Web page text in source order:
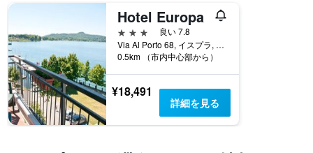
Hotel Europa
3つ星
良い 7.8
Via Al Porto 68, イスプラ, ヴァレーゼ県, イタリア
0.5km （市内中心部から）
¥18,491
詳細を見る